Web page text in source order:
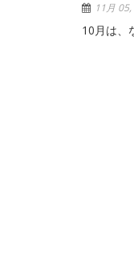
11月
10月は、